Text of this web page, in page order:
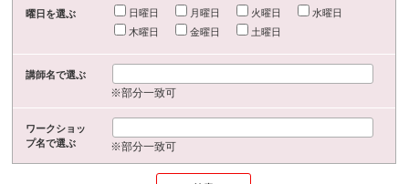
曜日を選ぶ 日曜日 月曜日 火曜日
水曜日
木曜日
金曜日 土曜日
講師名で選ぶ
※部分一致可
ワークショッ
プ名で選ぶ
※部分一致可